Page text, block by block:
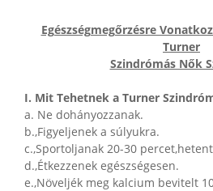
Egészségmegőrzésre
Turner
Szindrómás Nők
I. Mit Tehetnek a Turner
a. Ne dohányozzanak.
b.,Figyeljenek a súlyukra.
c.,Sportoljanak 20-30
d.,Étkezzenek egészségesen.
e.,Növeljék meg kalcium bevitelt